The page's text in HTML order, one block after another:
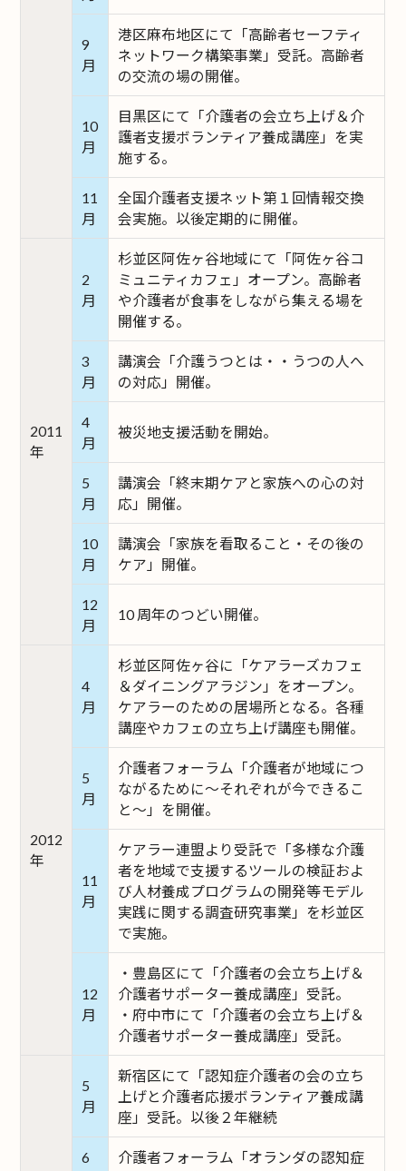
9
月
港区麻布地区にて「高齢者セーフティ
ネットワーク構築事業」受託。高齢者
の交流の場の開催。
10
月
目黒区にて「介護者の会立ち上げ＆介
護者支援ボランティア養成講座」を実
施する。
11
月
全国介護者支援ネット第１回情報交換
会実施。以後定期的に開催。
2011
年
2
月
杉並区阿佐ヶ谷地域にて「阿佐ヶ谷コ
ミュニティカフェ」オープン。高齢者
や介護者が食事をしながら集える場を
開催する。
3
月
講演会「介護うつとは・・うつの人へ
の対応」開催。
4
月
被災地支援活動を開始。
5
月
講演会「終末期ケアと家族への心の対
応」開催。
10
月
講演会「家族を看取ること・その後の
ケア」開催。
12
月
10 周年のつどい開催。
2012
年
4
月
杉並区阿佐ヶ谷に「ケアラーズカフェ
＆ダイニングアラジン」をオープン。
ケアラーのための居場所となる。各種
講座やカフェの立ち上げ講座も開催。
5
月
介護者フォーラム「介護者が地域につ
ながるために～それぞれが今できるこ
と～」を開催。
11
月
ケアラー連盟より受託で「多様な介護
者を地域で支援するツールの検証およ
び人材養成プログラムの開発等モデル
実践に関する調査研究事業」を杉並区
で実施。
12
月
・豊島区にて「介護者の会立ち上げ＆
介護者サポーター養成講座」受託。
・府中市にて「介護者の会立ち上げ＆
介護者サポーター養成講座」受託。
5
月
新宿区にて「認知症介護者の会の立ち
上げと介護者応援ボランティア養成講
座」受託。以後２年継続
6
介護者フォーラム「オランダの認知症